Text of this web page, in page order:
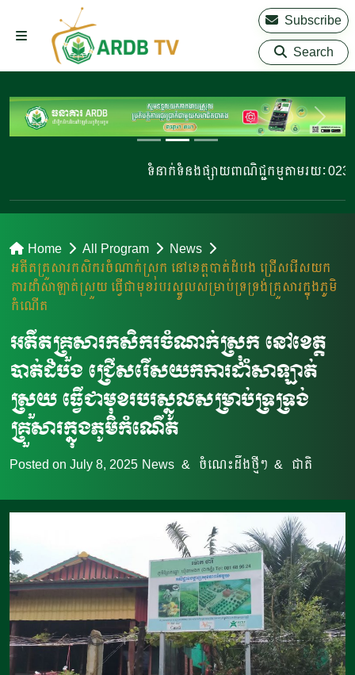
Subscribe
Search
ទំនាក់ទំនងផ្សាយពាណិជ្ជកម្មតាមរយៈ 023
Home All Program
News
អតីតគ្រួសារកសិករចំណាក់ស្រុក​​​ នៅខេត្តបាត់ដំបង ជ្រើសរើសយក
ការដាំសាឡាត់ស្រួយ ធ្វើជាមុខរបរស្នូលសម្រាប់ទ្រទ្រង់គ្រួសារក្នុងភូមិ
កំណើត
អតីតគ្រួសារកសិករចំណាក់ស្រុក​​​ នៅខេត្ត
បាត់ដំបង ជ្រើសរើសយកការដាំសាឡាត់
ស្រួយ ធ្វើជាមុខរបរស្នូលសម្រាប់ទ្រទ្រង់
គ្រួសារក្នុងភូមិកំណើត
Posted on July 8, 2025 News & ចំណេះដឹងថ្មីៗ & ជាតិ